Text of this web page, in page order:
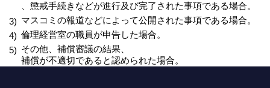
、懲戒手続きなどが進行及び完了された事項である場合。
3) マスコミの報道などによって公開された事項である場合。
4) 倫理経営室の職員が申告した場合。
5) その他、補償審議の結果、
補償が不適切であると認められた場合。